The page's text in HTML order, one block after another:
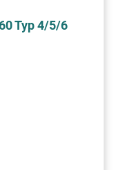
Typ 4/5/6